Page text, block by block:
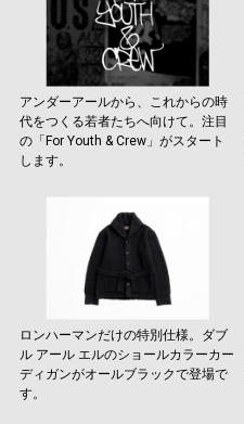
アンダーアールから、これからの時
代をつくる若者たちへ向けて。注目
の「For Youth & Crew」がスタート
します。
ロンハーマンだけの特別仕様。ダブ
ル アール エルのショールカラーカー
ディガンがオールブラックで登場で
す。